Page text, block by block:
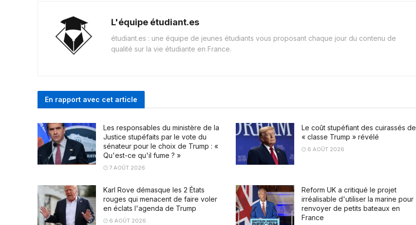
L'équipe étudiant.es
étudiant.es : une équipe de jeunes étudiants vous proposant chaque jour du contenu de
qualité sur la vie étudiante en France.
En rapport avec cet article
Les responsables du ministère de la
Justice stupéfaits par le vote du
sénateur pour le choix de Trump : «
Qu'est-ce qu'il fume ? »
7 AOÛT 2026
Le coût stupéfiant des cuirassés de
« classe Trump » révélé
6 AOÛT 2026
Karl Rove démasque les 2 États
rouges qui menacent de faire voler
en éclats l'agenda de Trump
6 AOÛT 2026
Reform UK a critiqué le projet
irréalisable d'utiliser la marine pour
renvoyer de petits bateaux en
France